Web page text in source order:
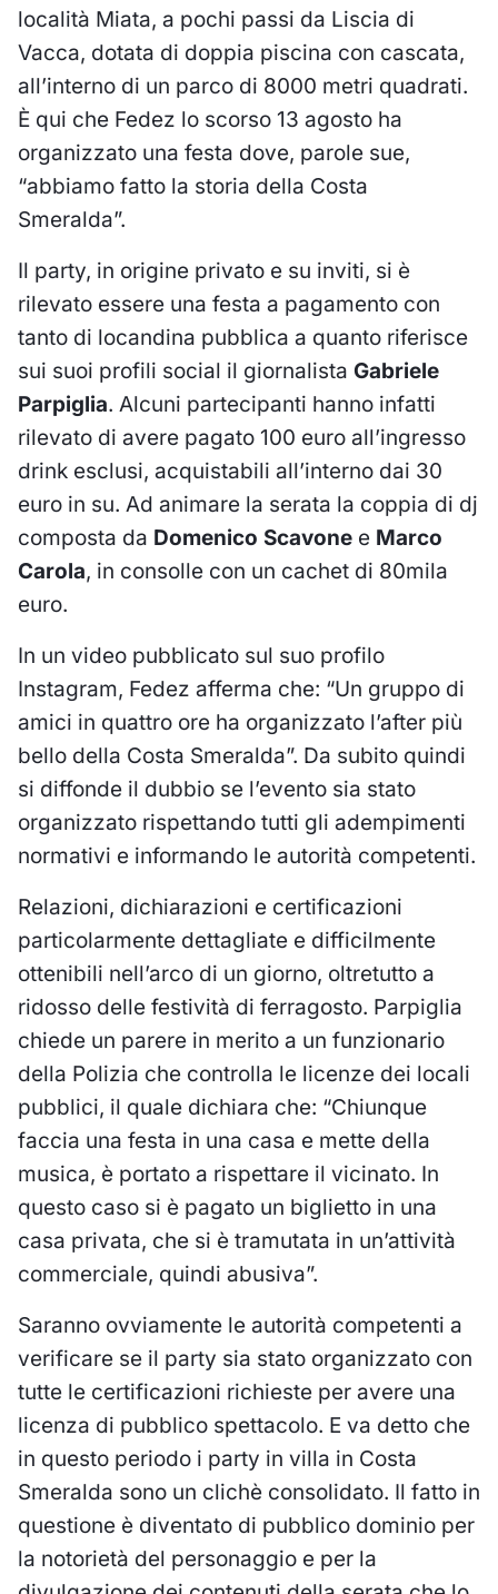
località Miata, a pochi passi da Liscia di
Vacca, dotata di doppia piscina con cascata,
all’interno di un parco di 8000 metri quadrati.
È qui che Fedez lo scorso 13 agosto ha
organizzato una festa dove, parole sue,
“abbiamo fatto la storia della Costa
Smeralda”.
Il party, in origine privato e su inviti, si è
rilevato essere una festa a pagamento con
tanto di locandina pubblica a quanto riferisce
sui suoi profili social il giornalista Gabriele
Parpiglia. Alcuni partecipanti hanno infatti
rilevato di avere pagato 100 euro all’ingresso
drink esclusi, acquistabili all’interno dai 30
euro in su. Ad animare la serata la coppia di dj
composta da Domenico Scavone e Marco
Carola, in consolle con un cachet di 80mila
euro.
In un video pubblicato sul suo profilo
Instagram, Fedez afferma che: “Un gruppo di
amici in quattro ore ha organizzato l’after più
bello della Costa Smeralda”. Da subito quindi
si diffonde il dubbio se l’evento sia stato
organizzato rispettando tutti gli adempimenti
normativi e informando le autorità competenti.
Relazioni, dichiarazioni e certificazioni
particolarmente dettagliate e difficilmente
ottenibili nell’arco di un giorno, oltretutto a
ridosso delle festività di ferragosto. Parpiglia
chiede un parere in merito a un funzionario
della Polizia che controlla le licenze dei locali
pubblici, il quale dichiara che: “Chiunque
faccia una festa in una casa e mette della
musica, è portato a rispettare il vicinato. In
questo caso si è pagato un biglietto in una
casa privata, che si è tramutata in un’attività
commerciale, quindi abusiva”.
Saranno ovviamente le autorità competenti a
verificare se il party sia stato organizzato con
tutte le certificazioni richieste per avere una
licenza di pubblico spettacolo. E va detto che
in questo periodo i party in villa in Costa
Smeralda sono un clichè consolidato. Il fatto in
questione è diventato di pubblico dominio per
la notorietà del personaggio e per la